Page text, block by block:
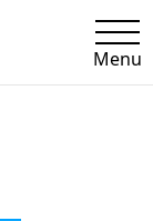
Menu